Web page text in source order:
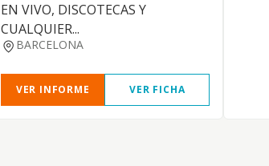
EN VIVO, DISCOTECAS Y
CUALQUIER...
BARCELONA
VER INFORME VER FICHA